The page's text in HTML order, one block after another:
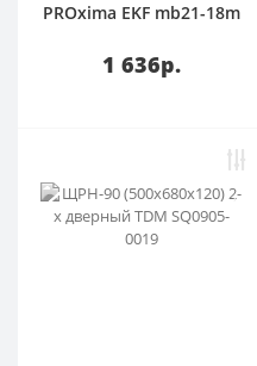
PROxima EKF mb21-18m
1 636р.